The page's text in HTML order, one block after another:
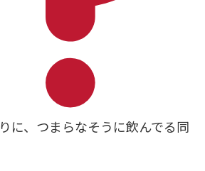
に、つまらなそうに飲んでる同